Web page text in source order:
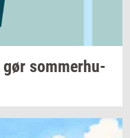
gør som­mer­hu­